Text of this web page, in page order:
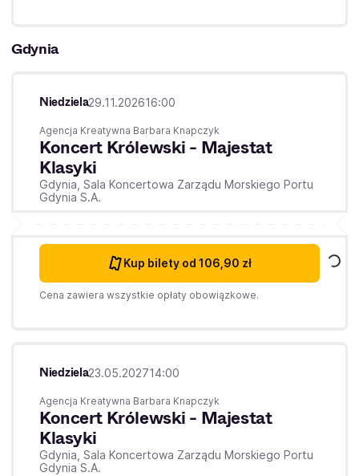
Gdynia
Niedziela29.11.202616:00
Agencja Kreatywna Barbara Knapczyk
Koncert Królewski - Majestat
Klasyki
Gdynia, Sala Koncertowa Zarządu Morskiego Portu
Gdynia S.A.
Kup bilety od 106,90 zł
Cena zawiera wszystkie opłaty obowiązkowe.
Niedziela23.05.202714:00
Agencja Kreatywna Barbara Knapczyk
Koncert Królewski - Majestat
Klasyki
Gdynia, Sala Koncertowa Zarządu Morskiego Portu
Gdynia S.A.